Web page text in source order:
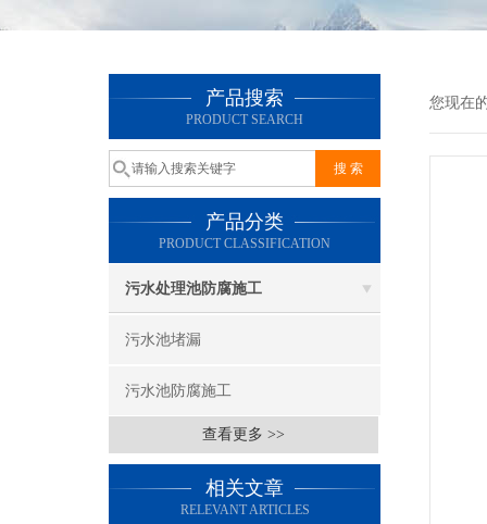
产品搜索
PRODUCT SEARCH
产品分类
PRODUCT CLASSIFICATION
污水处理池防腐施工
污水池堵漏
污水池防腐施工
查看更多 >>
相关文章
RELEVANT ARTICLES
您现在